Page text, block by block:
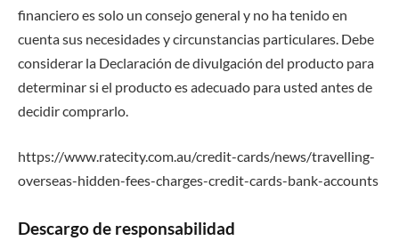
financiero es solo un consejo general y no ha tenido en
cuenta sus necesidades y circunstancias particulares. Debe
considerar la Declaración de divulgación del producto para
determinar si el producto es adecuado para usted antes de
decidir comprarlo.
https://www.ratecity.com.au/credit-cards/news/travelling-
overseas-hidden-fees-charges-credit-cards-bank-accounts
Descargo de responsabilidad